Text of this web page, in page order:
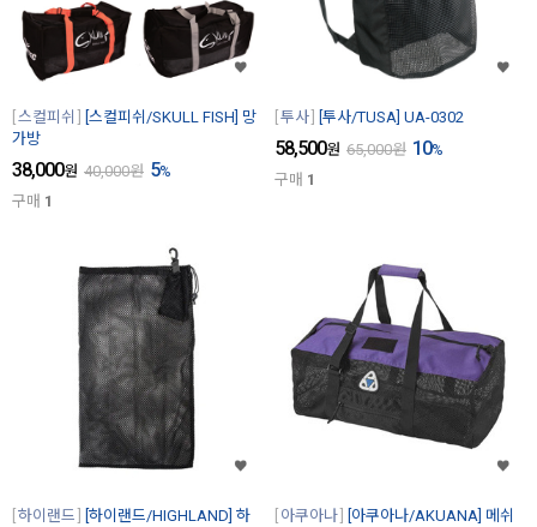
스컬피쉬
[스컬피쉬/SKULL FISH] 망
가방
38,000원 40,000원 5%
구매 1
투사 [투사/TUSA] UA-0302
58,500원 65,000원 10%
구매 1
하이랜드
[하이랜드/HIGHLAND] 하
아쿠아나
[아쿠아나/AKUANA] 메쉬